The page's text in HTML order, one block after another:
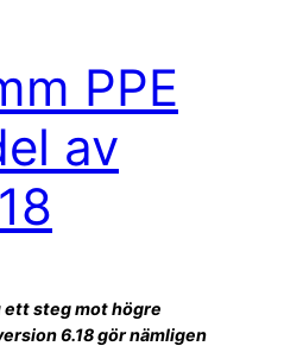
PPE
av
ett steg mot högre
6.18 gör nämligen